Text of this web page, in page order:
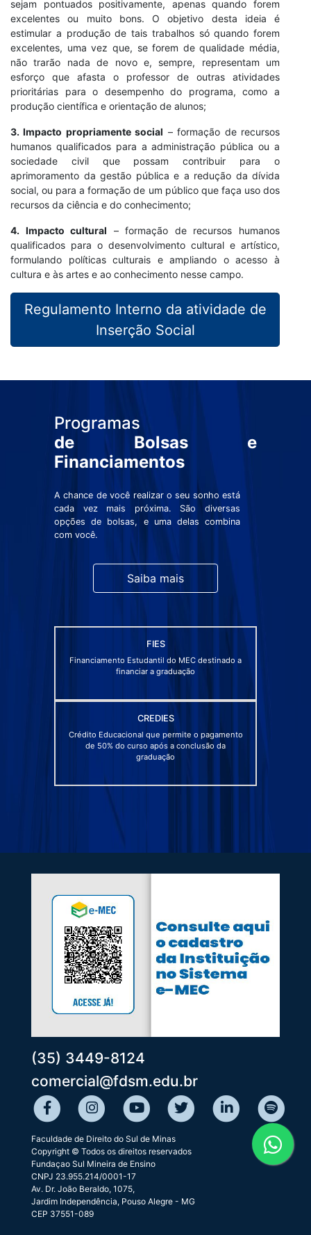
sejam pontuados positivamente, apenas quando forem
excelentes ou muito bons. O objetivo desta ideia é
estimular a produção de tais trabalhos só quando forem
excelentes, uma vez que, se forem de qualidade média,
não trarão nada de novo e, sempre, representam um
esforço que afasta o professor de outras atividades
prioritárias para o desempenho do programa, como a
produção científica e orientação de alunos;
3. Impacto propriamente social – formação de recursos
humanos qualificados para a administração pública ou a
sociedade civil que possam contribuir para o
aprimoramento da gestão pública e a redução da dívida
social, ou para a formação de um público que faça uso dos
recursos da ciência e do conhecimento;
4. Impacto cultural – formação de recursos humanos
qualificados para o desenvolvimento cultural e artístico,
formulando políticas culturais e ampliando o acesso à
cultura e às artes e ao conhecimento nesse campo.
Regulamento Interno da atividade de
Inserção Social
Programas
de Bolsas e
Financiamentos
A chance de você realizar o seu sonho está
cada vez mais próxima. São diversas
opções de bolsas, e uma delas combina
com você.
Saiba mais
FIES
Financiamento Estudantil do MEC destinado a
financiar a graduação
CREDIES
Crédito Educacional que permite o pagamento
de 50% do curso após a conclusão da
graduação
(35) 3449-8124
comercial@fdsm.edu.br
Faculdade de Direito do Sul de Minas
Copyright © Todos os direitos reservados
Fundaçao Sul Mineira de Ensino
CNPJ 23.955.214/0001-17
Av. Dr. João Beraldo, 1075,
Jardim Independência, Pouso Alegre - MG
CEP 37551-089